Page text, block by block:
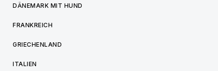
DÄNEMARK MIT HUND
FRANKREICH
GRIECHENLAND
ITALIEN